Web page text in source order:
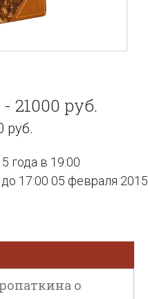
21000 руб.
руб.
года в 19:00
17:00 05 февраля 2015
о